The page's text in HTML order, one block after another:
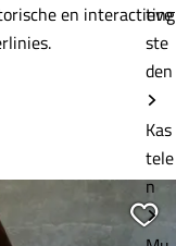
ting
ste
den
Kas
tele
n
en interactieve